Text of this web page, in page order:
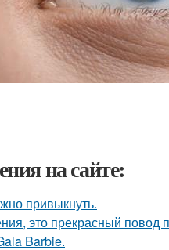
на сайте:
привыкнуть.
это прекрасный повод
Barbie.